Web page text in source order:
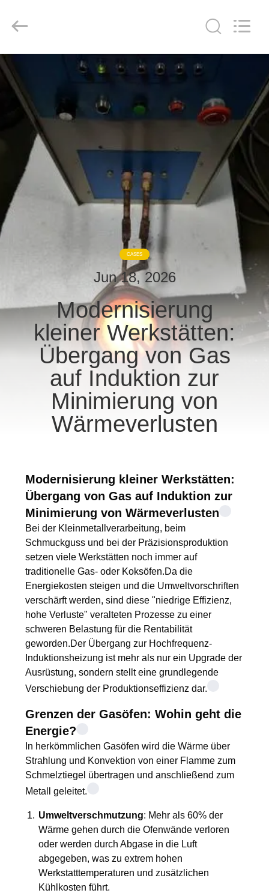
HAUS
PRODUKTE
ÜBER
UNS
FABRIK-
AUSFLUG
QUALITÄTSKONTROLLE
SIE
MIT
UNS
VERBINDUNG
NACHRICHTEN
SIE EIN
ZITAT
SITEMAP
DATENSCHUTZRICHTLINIE
CASES
Jun 18, 2026
Modernisierung
kleiner Werkstätten:
Übergang von Gas
auf Induktion zur
Minimierung von
Wärmeverlusten
Modernisierung kleiner Werkstätten:
Übergang von Gas auf Induktion zur
Minimierung von Wärmeverlusten
Bei der Kleinmetallverarbeitung, beim
Schmuckguss und bei der Präzisionsproduktion
setzen viele Werkstätten noch immer auf
traditionelle Gas- oder Koksöfen.Da die
Energiekosten steigen und die Umweltvorschriften
verschärft werden, sind diese "niedrige Effizienz,
hohe Verluste" veralteten Prozesse zu einer
schweren Belastung für die Rentabilität
geworden.Der Übergang zur Hochfrequenz-
Induktionsheizung ist mehr als nur ein Upgrade der
Ausrüstung, sondern stellt eine grundlegende
Verschiebung der Produktionseffizienz dar.
Grenzen der Gasöfen: Wohin geht die
Energie?
In herkömmlichen Gasöfen wird die Wärme über
Strahlung und Konvektion von einer Flamme zum
Schmelztiegel übertragen und anschließend zum
Metall geleitet.
Umweltverschmutzung: Mehr als 60% der
Wärme gehen durch die Ofenwände verloren
oder werden durch Abgase in die Luft
abgegeben, was zu extrem hohen
Werkstatttemperaturen und zusätzlichen
Kühlkosten führt.